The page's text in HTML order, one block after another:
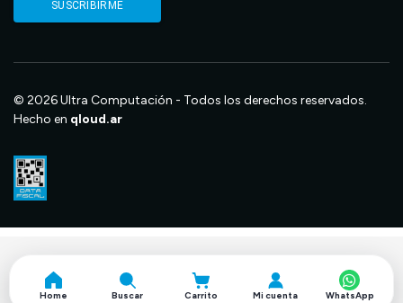
© 2026 Ultra Computación - Todos los derechos reservados.
Hecho en qloud.ar
Home Buscar Carrito Mi cuenta